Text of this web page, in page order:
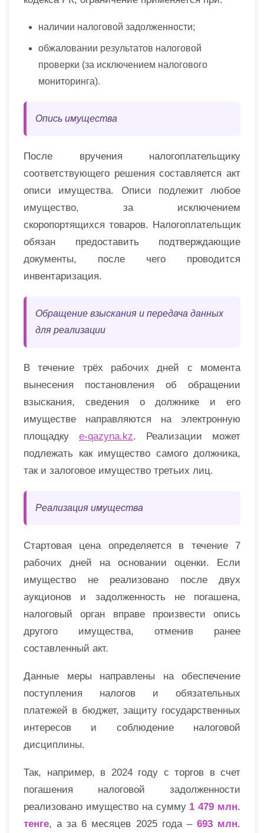
наличии налоговой задолженности;
обжаловании результатов налоговой
проверки (за исключением налогового
мониторинга).
Опись имущества
После вручения налогоплательщику
соответствующего решения составляется акт
описи имущества. Описи подлежит любое
имущество, за исключением
скоропортящихся товаров. Налогоплательщик
обязан предоставить подтверждающие
документы, после чего проводится
инвентаризация.
Обращение взыскания и передача данных
для реализации
В течение трёх рабочих дней с момента
вынесения постановления об обращении
взыскания, сведения о должнике и его
имуществе направляются на электронную
площадку e-qazyna.kz. Реализации может
подлежать как имущество самого должника,
так и залоговое имущество третьих лиц.
Реализация имущества
Стартовая цена определяется в течение 7
рабочих дней на основании оценки. Если
имущество не реализовано после двух
аукционов и задолженность не погашена,
налоговый орган вправе произвести опись
другого имущества, отменив ранее
составленный акт.
Данные меры направлены на обеспечение
поступления налогов и обязательных
платежей в бюджет, защиту государственных
интересов и соблюдение налоговой
дисциплины.
Так, например, в 2024 году с торгов в счет
погашения налоговой задолженности
реализовано имущество на сумму 1 479 млн.
тенге, а за 6 месяцев 2025 года – 693 млн.